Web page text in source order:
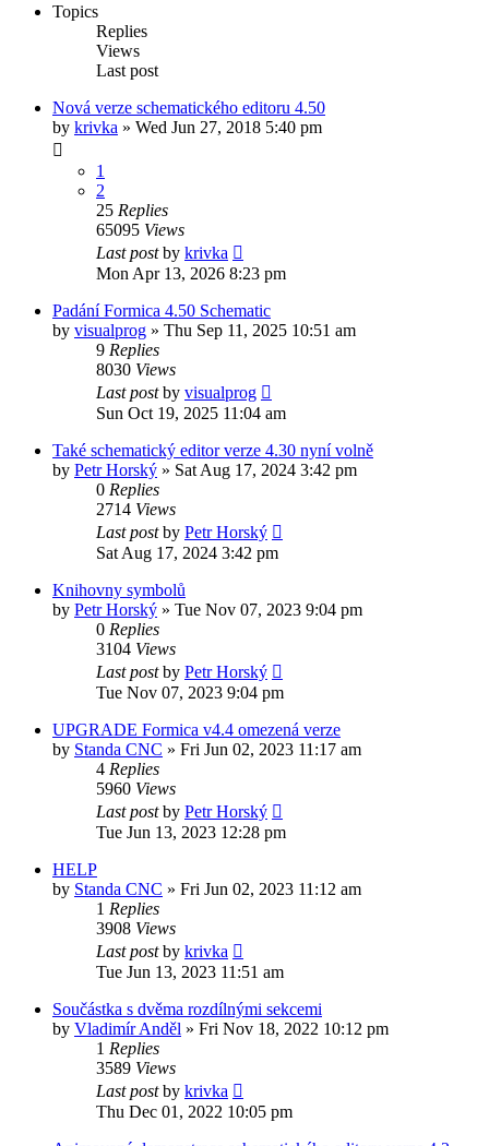
Topics
Replies
Views
Last post
Nová verze schematického editoru 4.50
by krivka » Wed Jun 27, 2018 5:40 pm
1
2
25 Replies
65095 Views
Last postby krivka
Mon Apr 13, 2026 8:23 pm
Padání Formica 4.50 Schematic
by visualprog » Thu Sep 11, 2025 10:51 am
9 Replies
8030 Views
Last postby visualprog
Sun Oct 19, 2025 11:04 am
Také schematický editor verze 4.30 nyní volně
by Petr Horský » Sat Aug 17, 2024 3:42 pm
0 Replies
2714 Views
Last postby Petr Horský
Sat Aug 17, 2024 3:42 pm
Knihovny symbolů
by Petr Horský » Tue Nov 07, 2023 9:04 pm
0 Replies
3104 Views
Last postby Petr Horský
Tue Nov 07, 2023 9:04 pm
UPGRADE Formica v4.4 omezená verze
by Standa CNC » Fri Jun 02, 2023 11:17 am
4 Replies
5960 Views
Last postby Petr Horský
Tue Jun 13, 2023 12:28 pm
HELP
by Standa CNC » Fri Jun 02, 2023 11:12 am
1 Replies
3908 Views
Last postby krivka
Tue Jun 13, 2023 11:51 am
Součástka s dvěma rozdílnými sekcemi
by Vladimír Anděl » Fri Nov 18, 2022 10:12 pm
1 Replies
3589 Views
Last postby krivka
Thu Dec 01, 2022 10:05 pm